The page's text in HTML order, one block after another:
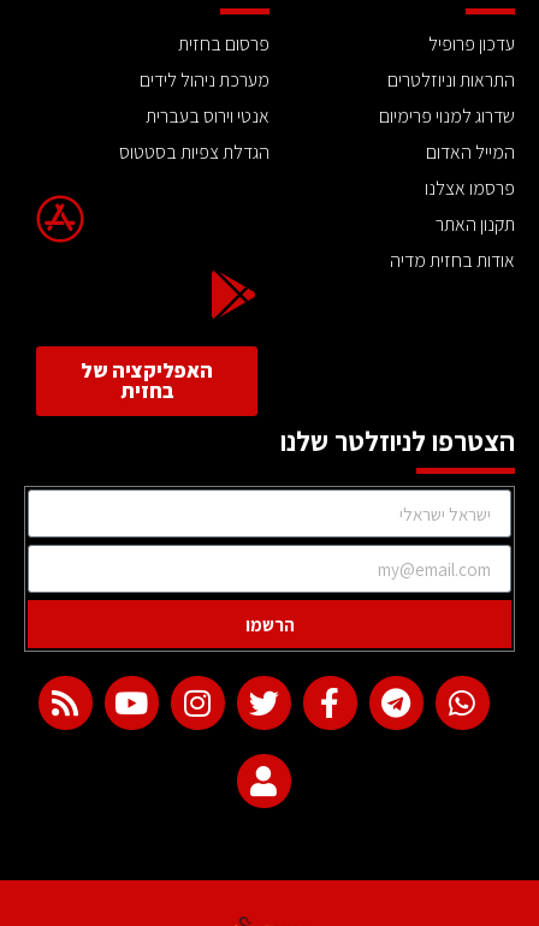
עדכון פרופיל
התראות וניוזלטרים
שדרוג למנוי פרימיום
המייל האדום
פרסמו אצלנו
תקנון האתר
אודות בחזית מדיה
פרסום בחזית
מערכת ניהול לידים
אנטי וירוס בעברית
הגדלת צפיות בסטטוס
האפליקציה של
בחזית
הצטרפו לניוזלטר שלנו
הרשמו